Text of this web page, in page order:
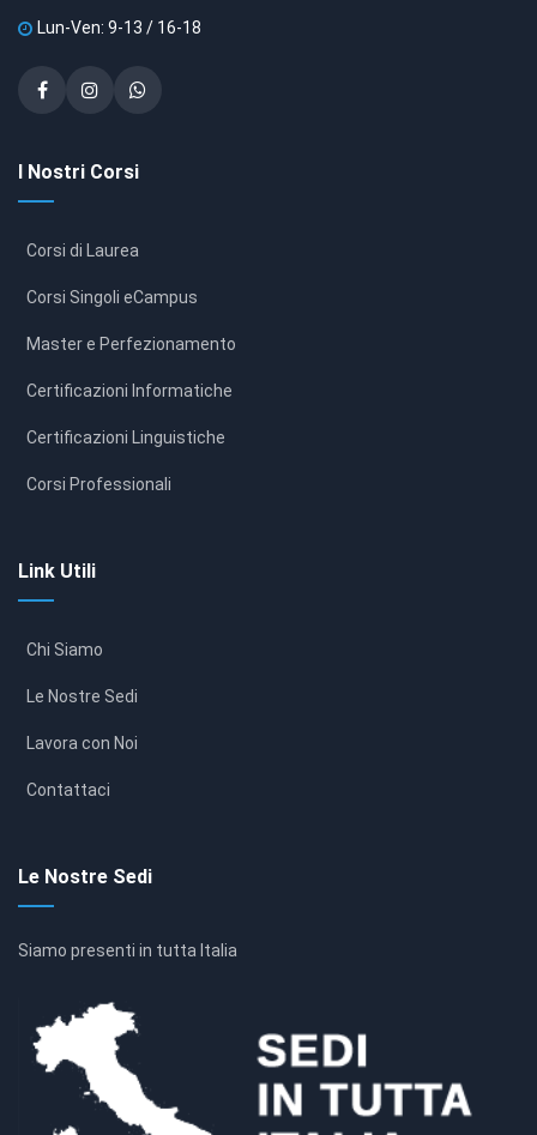
Lun-Ven: 9-13 / 16-18
I Nostri Corsi
Corsi di Laurea
Corsi Singoli eCampus
Master e Perfezionamento
Certificazioni Informatiche
Certificazioni Linguistiche
Corsi Professionali
Link Utili
Chi Siamo
Le Nostre Sedi
Lavora con Noi
Contattaci
Le Nostre Sedi
Siamo presenti in tutta Italia